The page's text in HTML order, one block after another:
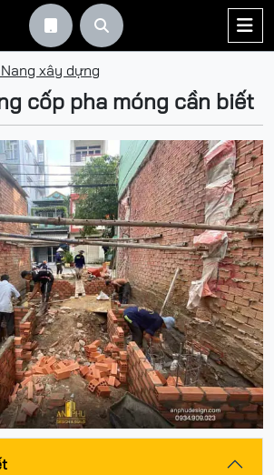


xây dựng
cốp pha móng cần biết